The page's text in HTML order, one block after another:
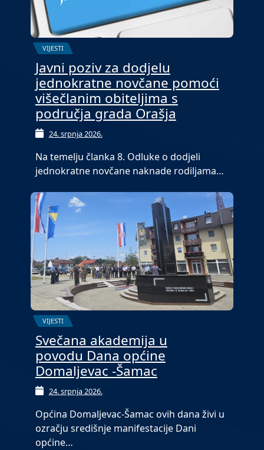
VIJESTI
Javni poziv za dodjelu
jednokratne novčane pomoći
višečlanim obiteljima s
područja grada Orašja
24. srpnja 2026.
Na temelju članka 8. Odluke o dodjeli
jednokratne novčane naknade rodiljama…
VIJESTI
Svečana akademija u
povodu Dana općine
Domaljevac -Šamac
24. srpnja 2026.
Općina Domaljevac-Šamac ovih dana živi u
ozračju središnje manifestacije Dani
općine…